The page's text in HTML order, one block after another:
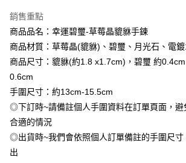
消。如遇「轉專審核」未通過狀況，表示未達大哥付
法說明評估內容。
1.分期款項不併入電信帳單，「大哥付你分期」於每
醒簡訊。
帳／街口支付／iPASS MONEY」等通路繳費。
【注意事項】
用戶於交易時，得透過本服務購買商品或服務，並由
買賣價金債權讓與本公司後，依約使用本公司帳單繳
2.基於同意付款使用「大哥付你分期」之契約關係目
資料（包含姓名、電話或地址）提供予台灣大哥大進
１．簡單：不需註冊會員、不需綁卡、不需儲值。
２．便利：只要手機號碼，簡訊認證，即可結帳。
３．安心：先確認商品／服務後，再付款。
１．於結帳方式選擇「AFTEE先享後付」後，將跳轉
結帳頁面，進行簡訊認證並確認金額後，即可完成結帳
２．訂單成立數日內，您將收到繳費通知簡訊。
３．收到繳費通知簡訊後14天內，點擊此簡訊中的連
ATM／網路銀行／等多元方式進行付款，方視為交易
※ 請注意：結帳手續完成當下不需立刻繳費，但若您
後付繳納相關費用。
※ 交易是否成功請以「AFTEE先享後付 」之結帳頁面
「Hami Point」為中華電信所提供之點數服務，可於
會員帳號後，即可在購物車使用 Hami Point 折抵消費
貨到付款
運送方式
全家取貨付款
每筆NT$80，滿NT$1,288(含以上)免運費
付款後全家取貨
每筆NT$80，滿NT$1,288(含以上)免運費
銷售重點
商品品名：幸運碧璽-草莓晶貔貅手鍊
商品材質：草莓晶(貔貅)、碧璽、月光石、電
商品尺寸：貔貅(約1.8 x1.7cm)，碧璽 約
0.6cm
手圍尺寸：約13cm-15.5cm
◎下訂時~請備註個人手圍資料在訂單頁面，避
合適的情況
◎出貨時~我們會依照個人訂單備註的手圍尺寸
出